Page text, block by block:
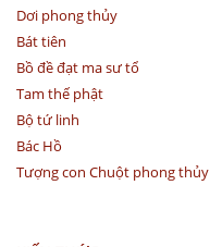
Dơi phong thủy
Bát tiên
Bồ đề đạt ma sư tổ
Tam thế phật
Bộ tứ linh
Bác Hồ
Tượng con Chuột phong thủy